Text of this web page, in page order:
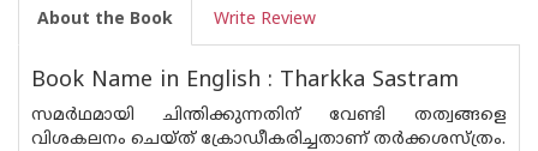
About the Book Write Review
Book Name in English : Tharkka Sastram
സമർഥമായി ചിന്തിക്കുന്നതിന് വേണ്ടി തത്വങ്ങളെ
വിശകലനം ചെയ്ത് ക്രോഡീകരിച്ചതാണ് തർക്കശസ്ത്രം.